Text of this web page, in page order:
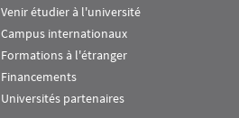
Venir étudier à l'université
Campus internationaux
Formations à l'étranger
Financements
Universités partenaires